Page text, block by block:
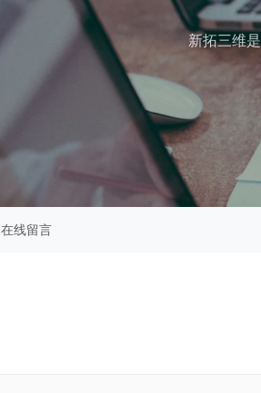
新拓三维
在线留言